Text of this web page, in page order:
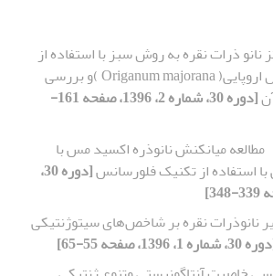
نانو ذرات نقره به روش سبز با استفاده از
عصاره گیاه مرزنجوش اروپایی( Origanum majorana )و بررسی
[دوره 30، شماره 2، 1396، صفحه 161-
مطالعه میانکنش نانوذره اکسید مس با
استفاده از تکنیک فلورسانس
[دوره 30،
نانوذرات نقره بر شاخص‌های سیتوژنتیکی
شماره 1، 1396، صفحه 55-65]